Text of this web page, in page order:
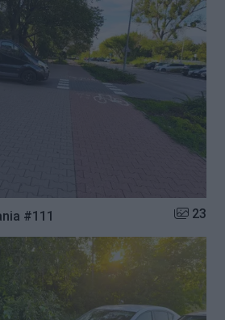
#111 Liczba
23